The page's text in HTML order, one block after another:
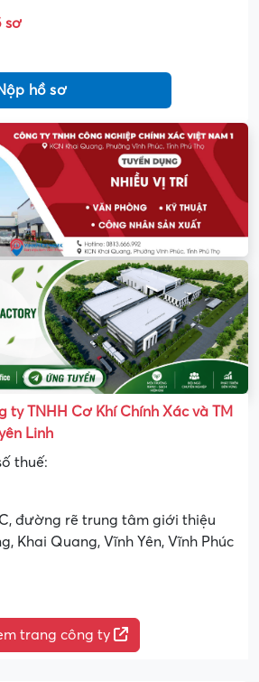
sơ
hồ sơ
ty TNHH Cơ Khí Chính Xác và TM
Linh
thuế:
đường rẽ trung tâm giới thiệu
Khai Quang, Vĩnh Yên, Vĩnh Phúc
trang công ty